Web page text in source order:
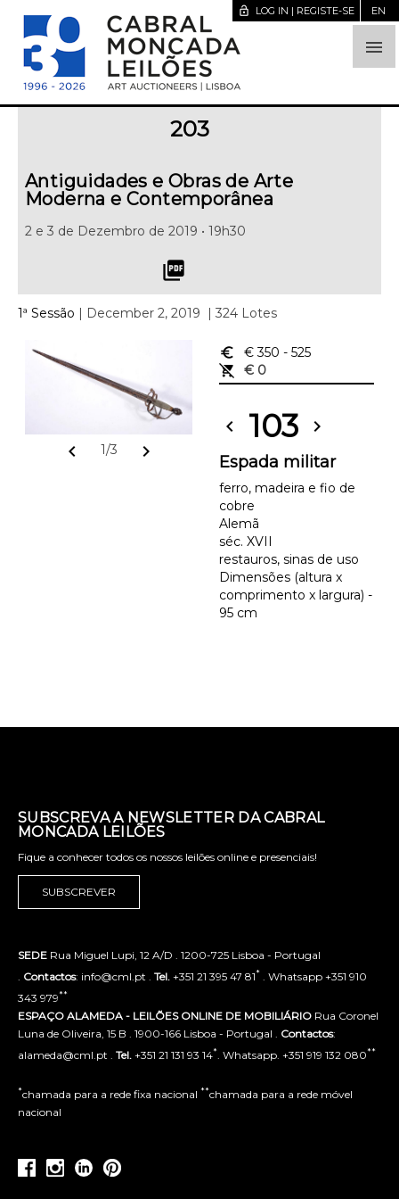

lock_open LOG IN | REGISTE-SE EN
203
Antiguidades e Obras de Arte
Moderna e Contemporânea
2 e 3 de Dezembro de 2019 • 19h30
picture_as_pdf
1ª Sessão | December 2, 2019 | 324 Lotes
chevron_left 1/3 chevron_right
euro_symbol € 350 - 525
remove_shopping_cart
€ 0
chevron_left 103 chevron_right
Espada militar
ferro, madeira e fio de
cobre
Alemã
séc. XVII
restauros, sinas de uso
Dimensões (altura x
comprimento x largura) -
95 cm
SUBSCREVA A NEWSLETTER DA CABRAL
MONCADA LEILÕES
Fique a conhecer todos os nossos leilões online e presenciais!
SUBSCREVER
SEDE Rua Miguel Lupi, 12 A/D . 1200-725 Lisboa - Portugal
Contactos: info@cml.pt . Tel. +351 21 395 47 81* . Whatsapp +351 910
343 979**
ESPAÇO ALAMEDA - LEILÕES ONLINE DE MOBILIÁRIO Rua Coronel
Luna de Oliveira, 15 B . 1900-166 Lisboa - Portugal . Contactos:
alameda@cml.pt . Tel. +351 21 131 93 14* . Whatsapp. +351 919 132 080**
*chamada para a rede fixa nacional **chamada para a rede móvel
nacional